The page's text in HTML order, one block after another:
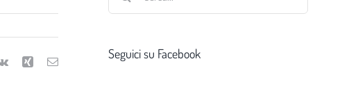
Vk Xing Email
Seguici su Facebook